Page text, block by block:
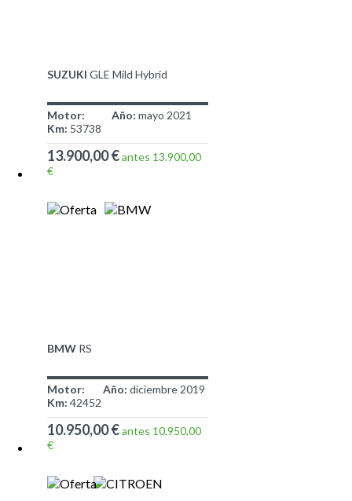
SUZUKI GLE Mild Hybrid
Motor: Año: mayo 2021
Km: 53738
13.900,00 €antes 13.900,00
€
BMW RS
Motor: Año: diciembre 2019
Km: 42452
10.950,00 €antes 10.950,00
€